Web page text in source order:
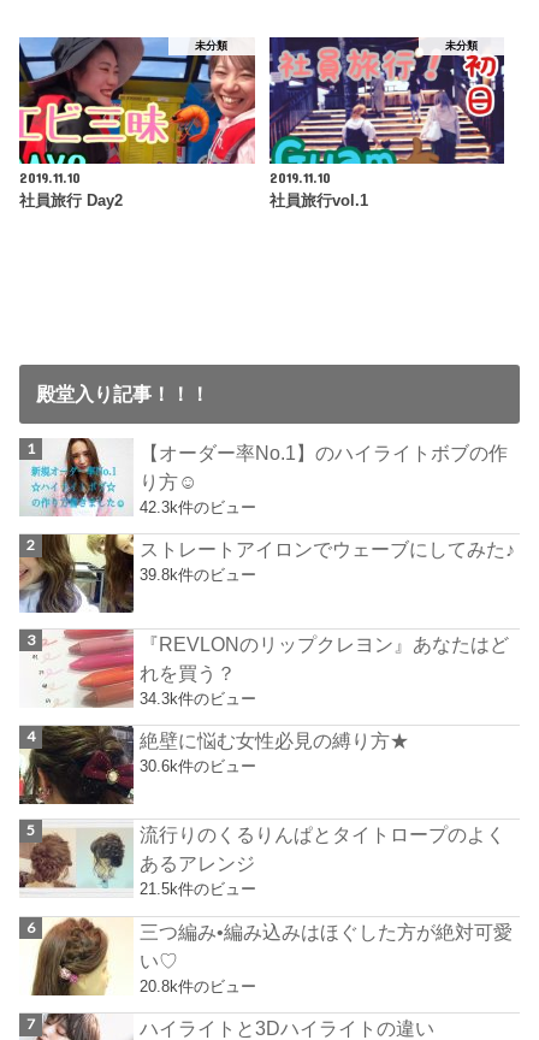
未分類
2019.11.10
社員旅行 Day2
未分類
2019.11.10
社員旅行vol.1
殿堂入り記事！！！
【オーダー率No.1】のハイライトボブの作
り方☺︎
42.3k件のビュー
ストレートアイロンでウェーブにしてみた♪
39.8k件のビュー
『REVLONのリップクレヨン』あなたはど
れを買う？
34.3k件のビュー
絶壁に悩む女性必見の縛り方★
30.6k件のビュー
流行りのくるりんぱとタイトロープのよく
あるアレンジ
21.5k件のビュー
三つ編み•編み込みはほぐした方が絶対可愛
い♡
20.8k件のビュー
ハイライトと3Dハイライトの違い